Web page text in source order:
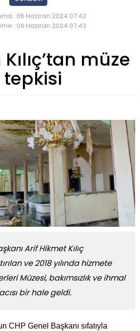
: 06 Haziran 2024 07:42
: 06 Haziran 2024 07:43
müze
tepkisi
Arif Hikmet Kılıç
ve 2018 yılında hizmete
Müzesi, bakımsızlık ve ihmal
bir hale geldi.
CHP Genel Başkanı sıfatıyla